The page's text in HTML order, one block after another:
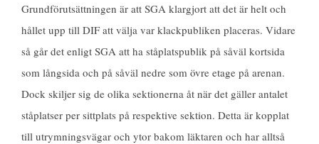
Grundförutsättningen är att SGA klargjort att det är helt och
hållet upp till DIF att välja var klackpubliken placeras. Vidare
så går det enligt SGA att ha ståplatspublik på såväl kortsida
som långsida och på såväl nedre som övre etage på arenan.
Dock skiljer sig de olika sektionerna åt när det gäller antalet
ståplatser per sittplats på respektive sektion. Detta är kopplat
till utrymningsvägar och ytor bakom läktaren och har alltså